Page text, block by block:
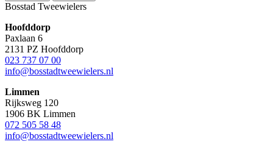
Bosstad Tweewielers
Hoofddorp
Paxlaan 6
2131 PZ Hoofddorp
023 737 07 00
info@bosstadtweewielers.nl
Limmen
Rijksweg 120
1906 BK Limmen
072 505 58 48
info@bosstadtweewielers.nl